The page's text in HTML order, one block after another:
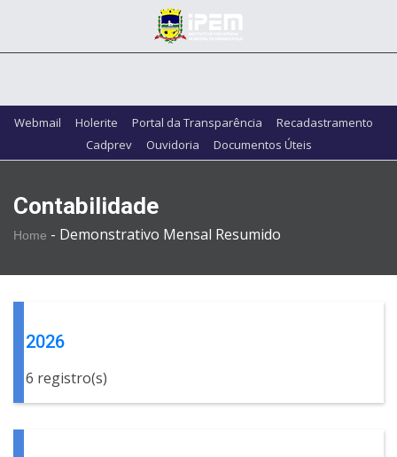
Webmail Holerite Portal da Transparência
Recadastramento
Cadprev
Ouvidoria Documentos Úteis
Contabilidade
Home - Demonstrativo Mensal Resumido
2026
6 registro(s)